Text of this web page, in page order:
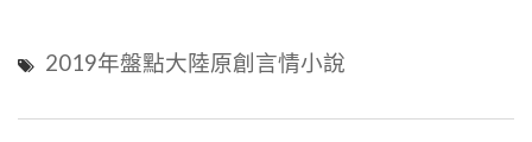
2019年盤點大陸原創言情小說